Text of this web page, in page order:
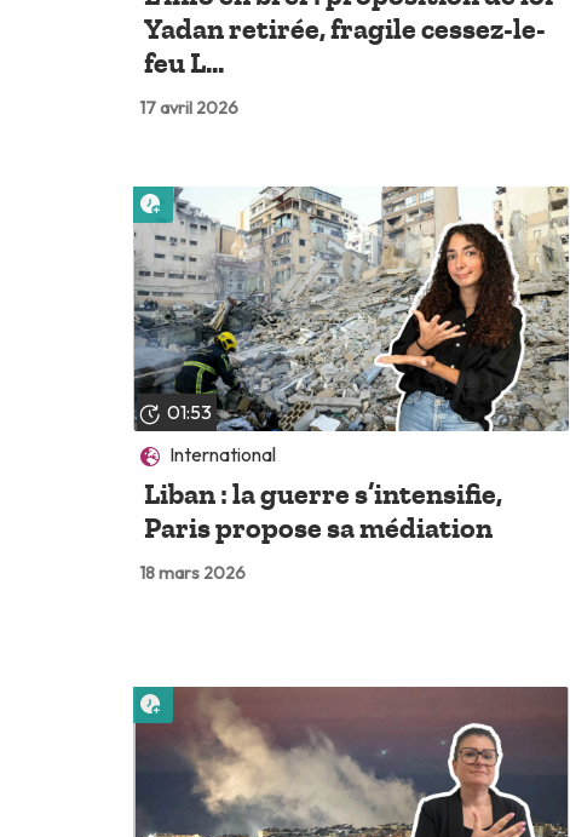
Yadan retirée, fragile cessez-le-
feu L...
17 avril 2026
01:53
International
Liban : la guerre s’intensifie,
Paris propose sa médiation
18 mars 2026
Lire plus tard
Lire plus tard